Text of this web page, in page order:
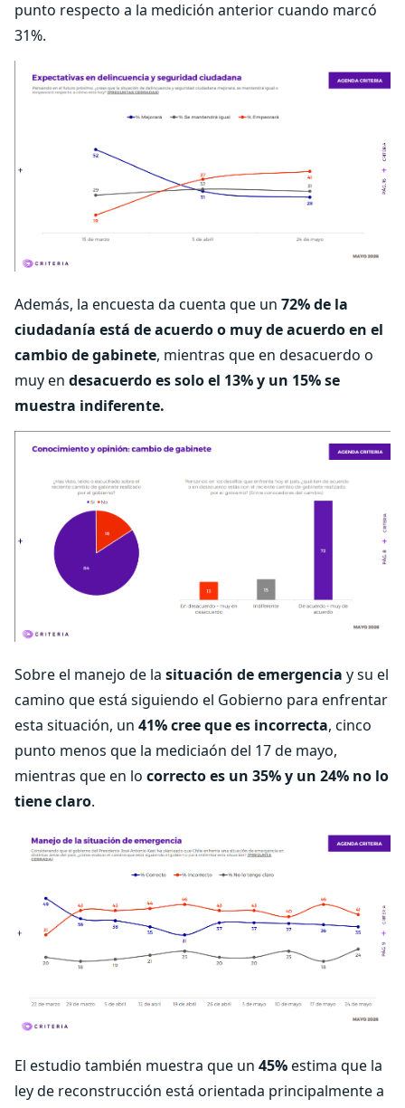
punto respecto a la medición anterior cuando marcó
31%.
Además, la encuesta da cuenta que un 72% de la
ciudadanía está de acuerdo o muy de acuerdo en el
cambio de gabinete, mientras que en desacuerdo o
muy en desacuerdo es solo el 13% y un 15% se
muestra indiferente.
Sobre el manejo de la situación de emergencia y su el
camino que está siguiendo el Gobierno para enfrentar
esta situación, un 41% cree que es incorrecta, cinco
punto menos que la mediciaón del 17 de mayo,
mientras que en lo correcto es un 35% y un 24% no lo
tiene claro.
El estudio también muestra que un 45%estima que la
ley de reconstrucción está orientada principalmente a